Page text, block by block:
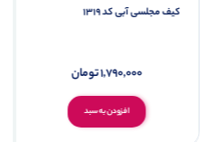
کیف مجلسی آبی کد 1319
افزودن به سبد
1,790,000تومان